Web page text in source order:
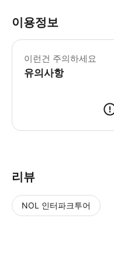
이용정보
이런건 주의하세요
유의사항
리뷰
NOL 인터파크투어